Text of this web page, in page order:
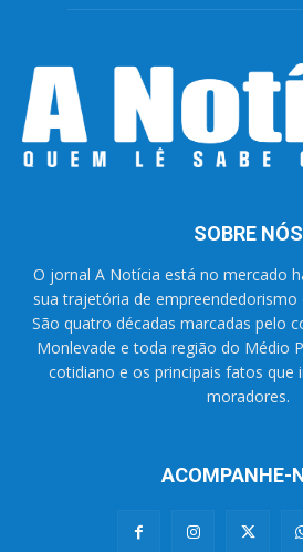
SOBRE NÓS
O jornal A Notícia está no mercado
sua trajetória de
São quatro décadas marcadas pelo
Monlevade e toda região do Médio
cotidiano e os principais fatos que
moradores.
ACOMPANHE-